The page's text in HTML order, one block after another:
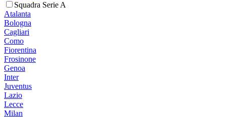
Squadra Serie A
Atalanta
Bologna
Cagliari
Como
Fiorentina
Frosinone
Genoa
Inter
Juventus
Lazio
Lecce
Milan